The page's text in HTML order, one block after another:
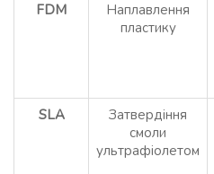
FDM
Наплавлення
пластику
SLA
Затвердіння
смоли
ультрафіолетом